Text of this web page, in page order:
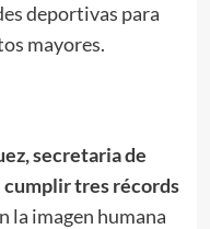
deportivas para
mayores.
secretaria de
cumplir tres récords
la imagen humana